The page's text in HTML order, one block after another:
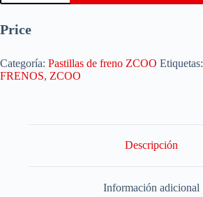
Price
Categoría: Pastillas de freno ZCOO Etiquetas:
FRENOS, ZCOO
Descripción
Información adicional